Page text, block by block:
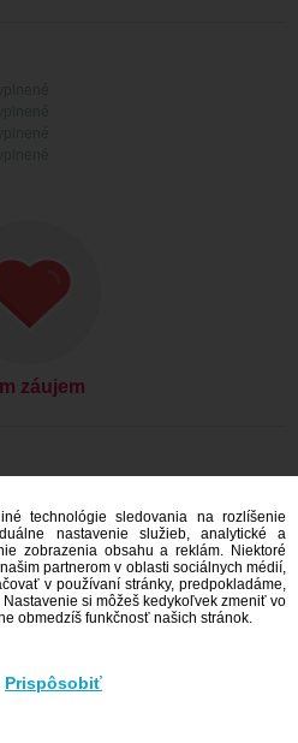
záujem
Bodvou
technológie sledovania na rozlíšenie
nastavenie služieb, analytické a
zobrazenia obsahu a reklám. Niektoré
partnerom v oblasti sociálnych médií,
v používaní stránky, predpokladáme,
si môžeš kedykoľvek zmeniť vo
obmedzíš funkčnosť našich stránok.
Prispôsobiť